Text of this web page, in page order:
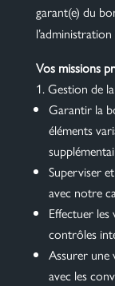
garant(e) du
Vos missions
Gestion de
Garantir la
éléments
Superviser
avec notre
Effectuer
contrôles
Assurer une
avec les